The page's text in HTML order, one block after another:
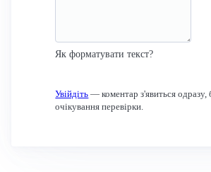
Як форматувати текст?
Увійдіть — коментар з'явиться одразу,
очікування перевірки.